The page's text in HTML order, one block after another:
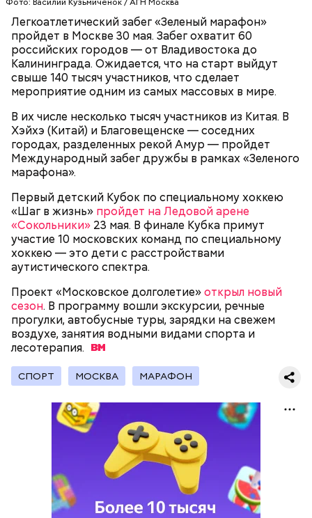
Легкоатлетический забег «Зеленый марафон»
пройдет в Москве 30 мая. Забег охватит 60
российских городов — от Владивостока до
Калининграда. Ожидается, что на старт выйдут
свыше 140 тысяч участников, что сделает
мероприятие одним из самых массовых в мире.
В их числе несколько тысяч участников из Китая. В
Хэйхэ (Китай) и Благовещенске — соседних
городах, разделенных рекой Амур — пройдет
Международный забег дружбы в рамках «Зеленого
марафона».
Первый детский Кубок по специальному хоккею
«Шаг в жизнь» пройдет на Ледовой арене
«Сокольники» 23 мая. В финале Кубка примут
участие 10 московских команд по специальному
хоккею — это дети с расстройствами
аутистического спектра.
Проект «Московское долголетие»открыл новый
сезон. В программу вошли экскурсии, речные
прогулки, автобусные туры, зарядки на свежем
воздухе, занятия водными видами спорта и
лесотерапия.
СПОРТ МОСКВА МАРАФОН